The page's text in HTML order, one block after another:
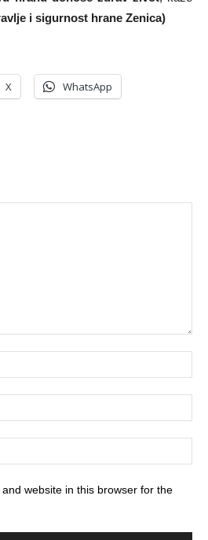
i sigurnost hrane Zenica)
X WhatsApp
website in this browser for the